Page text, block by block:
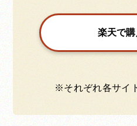
楽天で
※それぞれ各サイ